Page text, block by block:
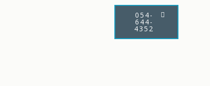
054-
644-
4352